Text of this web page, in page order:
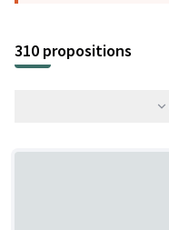
310 propositions